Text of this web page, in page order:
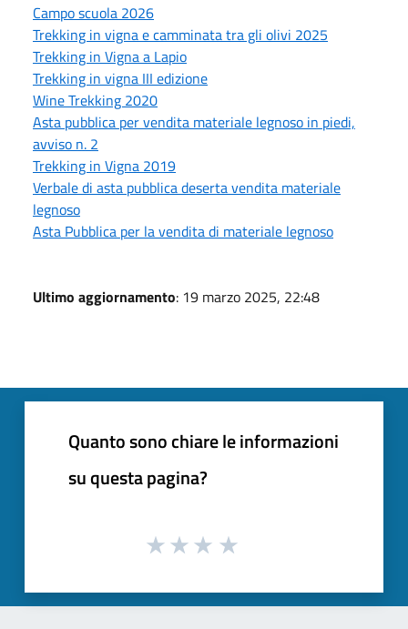
Campo scuola 2026
Trekking in vigna e camminata tra gli olivi 2025
Trekking in Vigna a Lapio
Trekking in vigna III edizione
Wine Trekking 2020
Asta pubblica per vendita materiale legnoso in piedi,
avviso n. 2
Trekking in Vigna 2019
Verbale di asta pubblica deserta vendita materiale
legnoso
Asta Pubblica per la vendita di materiale legnoso
Ultimo aggiornamento: 19 marzo 2025, 22:48
Quanto sono chiare le informazioni
su questa pagina?